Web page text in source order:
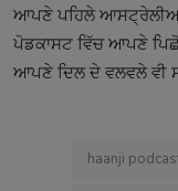
ਆਪਣੇ ਪਹਿਲੇ
ਪੋਡਕਾਸਟ ਵਿੱਚ ਆਪਣੇ
ਆਪਣੇ ਦਿਲ ਦੇ ਵਲਵਲੇ ਵੀ
haanji